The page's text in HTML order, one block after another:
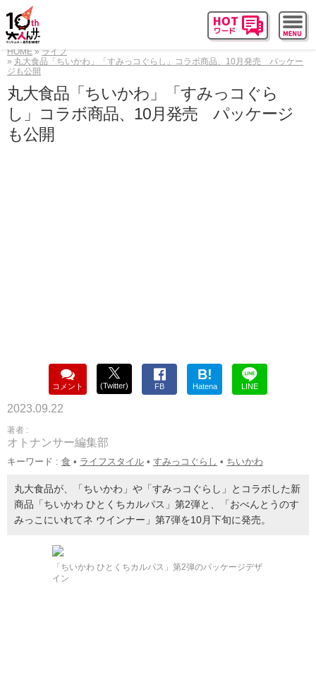
HOME
ライフ
丸大食品「ちいかわ」「すみっコぐらし」コラボ商品、10月発売 パッケー
ジも公開
丸大食品「ちいかわ」「すみっコぐら
し」コラボ商品、10月発売 パッケージ
も公開
コメント (Twitter) FB
B!
Hatena LINE
2023.09.22
著者 :
オトナンサー編集部
キーワード : 食 • ライフスタイル • すみっコぐらし • ちいかわ
丸大食品が、「ちいかわ」や「すみっコぐらし」とコラボした新
商品「ちいかわ ひとくちカルパス」第2弾と、「おべんとうのす
みっこにいれてネ ウインナー」第7弾を10月下旬に発売。
「ちいかわ ひとくちカルパス」第2弾のパッケージデザ
イン